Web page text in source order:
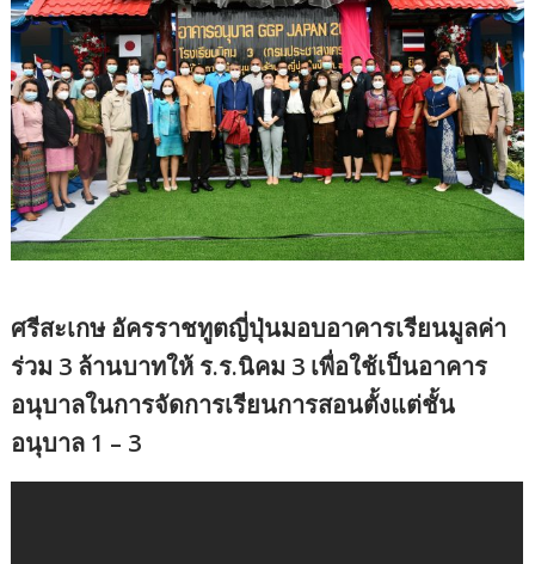
ศรีสะเกษ อัครราชทูตญี่ปุ่นมอบอาคารเรียนมูลค่า
ร่วม 3 ล้านบาทให้ ร.ร.นิคม 3 เพื่อใช้เป็นอาคาร
อนุบาลในการจัดการเรียนการสอนตั้งแต่ชั้น
อนุบาล 1 – 3